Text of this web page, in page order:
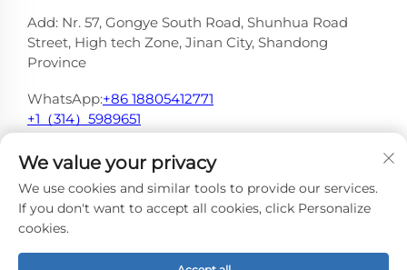
Add: Nr. 57, Gongye South Road, Shunhua Road
Street, High tech Zone, Jinan City, Shandong
Province
WhatsApp:+86 18805412771
+1（314）5989651
E-post: [email protected]
Opphavsrett © 2025 av Jinan DeYou Machinery
Technology Co., Ltd -
Personvernerklæring
We value your privacy
We use cookies and similar tools to provide our services.
If you don't want to accept all cookies, click Personalize
cookies.